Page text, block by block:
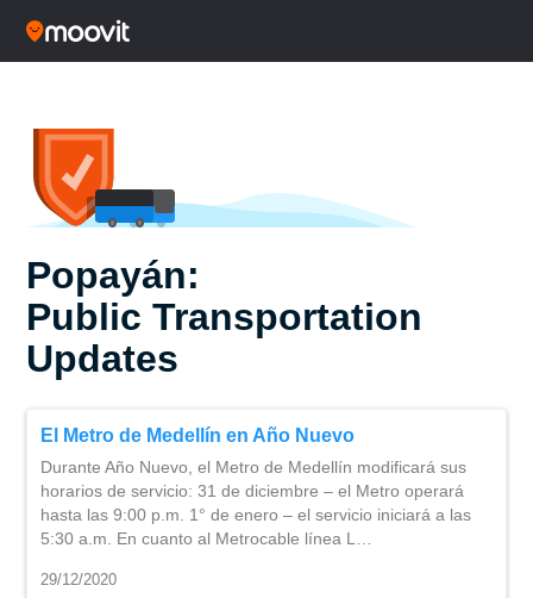
Popayán:
Public Transportation
Updates
El Metro de Medellín en Año Nuevo
Durante Año Nuevo, el Metro de Medellín modificará sus
horarios de servicio: 31 de diciembre – el Metro operará
hasta las 9:00 p.m. 1° de enero – el servicio iniciará a las
5:30 a.m. En cuanto al Metrocable línea L…
29/12/2020